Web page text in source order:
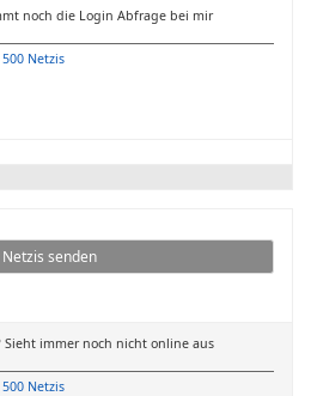
noch die Login Abfrage bei mir
Netzis
Netzis senden
Sieht immer noch nicht online aus
Netzis